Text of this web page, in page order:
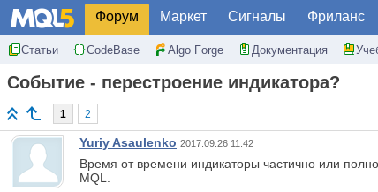
Форум Маркет Сигналы Фриланс
Статьи CodeBase Algo Forge Документация
Событие - перестроение индикатора?
1 2
Yuriy Asaulenko 2017.09.26 11:42
Время от времени индикаторы частично или
MQL.